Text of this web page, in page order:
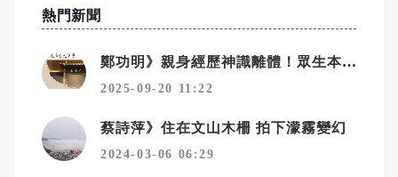
熱門新聞
鄭功明》親身經歷神識離體！眾生本來是佛——宇宙真相在念佛中顯現4——回家：一場淚水與花開的覺醒之旅
2025-09-20 11:22
蔡詩萍》住在文山木柵 拍下濛霧變幻
2024-03-06 06:29